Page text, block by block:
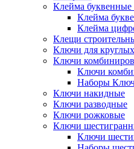
Клейма
Клейма
Клейма
Клещи
Ключи для
Ключи
Ключи
Наборы
Ключи накидные
Ключи разводные
Ключи рожковые
Ключи
Ключи